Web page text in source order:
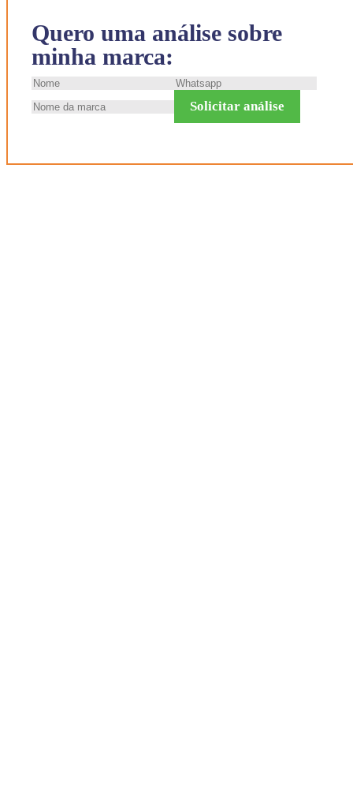
Quero uma análise sobre
minha marca:
Solicitar análise